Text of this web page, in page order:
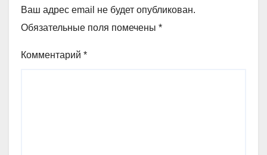
Ваш адрес email не будет опубликован.
Обязательные поля помечены *
Комментарий *